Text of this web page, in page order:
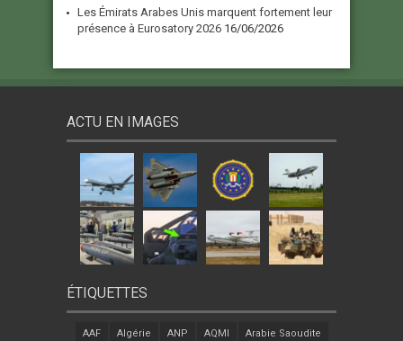
Les Émirats Arabes Unis marquent fortement leur
présence à Eurosatory 2026 16/06/2026
ACTU EN IMAGES
ÉTIQUETTES
AAF Algérie ANP AQMI Arabie Saoudite